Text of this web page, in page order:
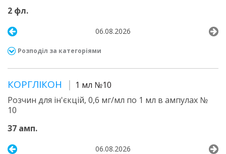
2 фл.
06.08.2026
Розподіл за категоріями
КОРГЛІКОН
1 мл №10
Розчин для ін'єкцій, 0,6 мг/мл по 1 мл в ампулах №
10
37 амп.
06.08.2026